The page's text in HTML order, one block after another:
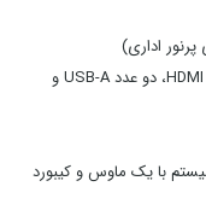
HDMI ،DisplayPort 1.4 ،USB-C (65W)، دو عدد USB-A و